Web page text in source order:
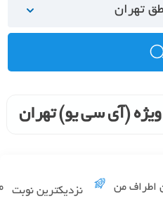
تهران
(آی سی یو) تهران
اطراف من نزدیکترین نوبت